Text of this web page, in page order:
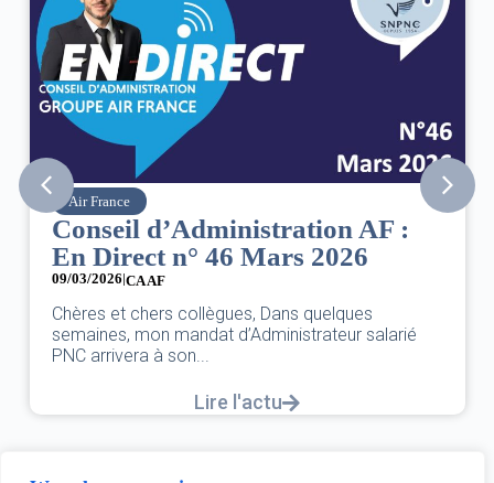
Air France
Conseil d’Administration AF :
En Direct n° 46 Mars 2026
09/03/2026|CA AF
Chères et chers collègues, Dans quelques
semaines, mon mandat d’Administrateur salarié
PNC arrivera à son...
Lire l'actu